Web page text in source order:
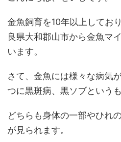
金魚飼育を10年以上してお
良県大和郡山市から金魚マ
います。
さて、金魚には様々な病気
つに黒斑病、黒ソブという
どちらも身体の一部やひれ
が見られます。